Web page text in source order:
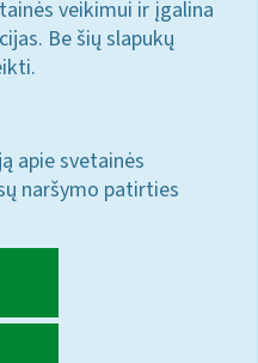
veikimui ir įgalina
Be šių slapukų
apie svetainės
naršymo patirties